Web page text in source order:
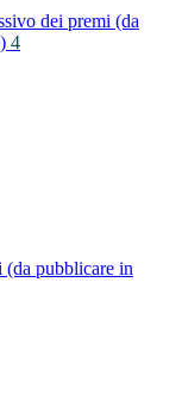
dei premi (da
4
pubblicare in